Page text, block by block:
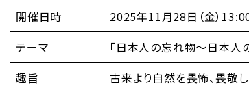
開催日時
2025年11月28日（金）
テーマ
「日本人の忘れ物～日本人
趣旨
古来より自然を畏怖、畏敬